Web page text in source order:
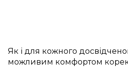
Як і для кожного
можливим комфортом